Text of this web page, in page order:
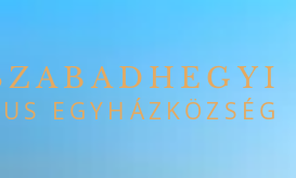
EGYHÁZKÖZSÉG